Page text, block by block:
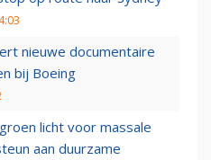
nieuwe documentaire
bij Boeing
licht voor massale
aan duurzame